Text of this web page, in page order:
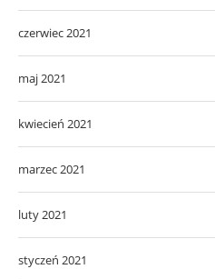
czerwiec 2021
maj 2021
kwiecień 2021
marzec 2021
luty 2021
styczeń 2021